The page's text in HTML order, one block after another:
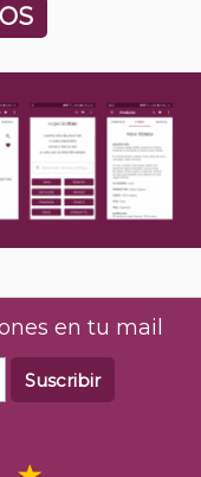
en tu mail
Suscribir